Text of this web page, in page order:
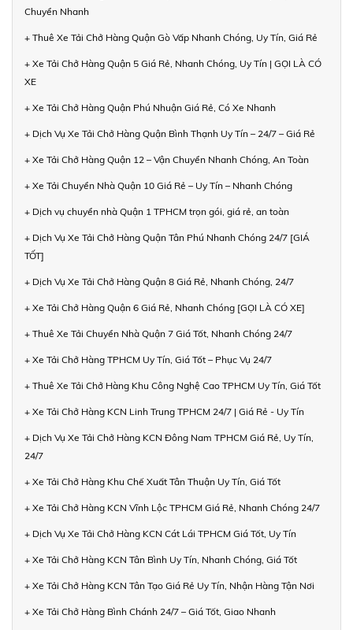
Chuyển Nhanh
+ Thuê Xe Tải Chở Hàng Quận Gò Vấp Nhanh Chóng, Uy Tín, Giá Rẻ
+ Xe Tải Chở Hàng Quận 5 Giá Rẻ, Nhanh Chóng, Uy Tín | GỌI LÀ CÓ
XE
+ Xe Tải Chở Hàng Quận Phú Nhuận Giá Rẻ, Có Xe Nhanh
+ Dịch Vụ Xe Tải Chở Hàng Quận Bình Thạnh Uy Tín – 24/7 – Giá Rẻ
+ Xe Tải Chở Hàng Quận 12 – Vận Chuyển Nhanh Chóng, An Toàn
+ Xe Tải Chuyển Nhà Quận 10 Giá Rẻ – Uy Tín – Nhanh Chóng
+ Dịch vụ chuyển nhà Quận 1 TPHCM trọn gói, giá rẻ, an toàn
+ Dịch Vụ Xe Tải Chở Hàng Quận Tân Phú Nhanh Chóng 24/7 [GIÁ
TỐT]
+ Dịch Vụ Xe Tải Chở Hàng Quận 8 Giá Rẻ, Nhanh Chóng, 24/7
+ Xe Tải Chở Hàng Quận 6 Giá Rẻ, Nhanh Chóng [GỌI LÀ CÓ XE]
+ Thuê Xe Tải Chuyển Nhà Quận 7 Giá Tốt, Nhanh Chóng 24/7
+ Xe Tải Chở Hàng TPHCM Uy Tín, Giá Tốt – Phục Vụ 24/7
+ Thuê Xe Tải Chở Hàng Khu Công Nghệ Cao TPHCM Uy Tín, Giá Tốt
+ Xe Tải Chở Hàng KCN Linh Trung TPHCM 24/7 | Giá Rẻ - Uy Tín
+ Dịch Vụ Xe Tải Chở Hàng KCN Đông Nam TPHCM Giá Rẻ, Uy Tín,
24/7
+ Xe Tải Chở Hàng Khu Chế Xuất Tân Thuận Uy Tín, Giá Tốt
+ Xe Tải Chở Hàng KCN Vĩnh Lộc TPHCM Giá Rẻ, Nhanh Chóng 24/7
+ Dịch Vụ Xe Tải Chở Hàng KCN Cát Lái TPHCM Giá Tốt, Uy Tín
+ Xe Tải Chở Hàng KCN Tân Bình Uy Tín, Nhanh Chóng, Giá Tốt
+ Xe Tải Chở Hàng KCN Tân Tạo Giá Rẻ Uy Tín, Nhận Hàng Tận Nơi
+ Xe Tải Chở Hàng Bình Chánh 24/7 – Giá Tốt, Giao Nhanh